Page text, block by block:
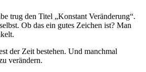
trug den Titel „Konstant Veränderung“.
Ob das ein gutes Zeichen ist? Man
der Zeit bestehen. Und manchmal
verändern.